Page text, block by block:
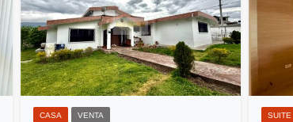
CASA VENTA SUITE